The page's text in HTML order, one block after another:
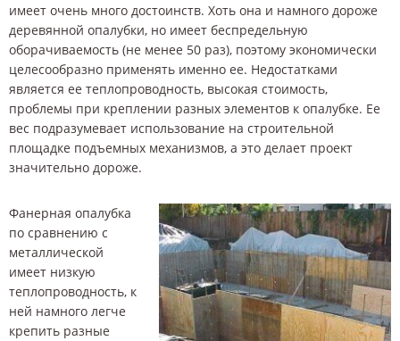
имеет очень много достоинств. Хоть она и намного дороже
деревянной опалубки, но имеет беспредельную
оборачиваемость (не менее 50 раз), поэтому экономически
целесообразно применять именно ее. Недостатками
является ее теплопроводность, высокая стоимость,
проблемы при креплении разных элементов к опалубке. Ее
вес подразумевает использование на строительной
площадке подъемных механизмов, а это делает проект
значительно дороже.
Фанерная опалубка
по сравнению с
металлической
имеет низкую
теплопроводность, к
ней намного легче
крепить разные